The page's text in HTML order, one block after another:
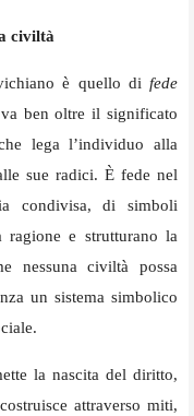
civiltà
è quello di fede
ben oltre il significato
lega l’individuo alla
sue radici. È fede nel
condivisa, di simboli
ragione e strutturano la
nessuna civiltà possa
un sistema simbolico
la nascita del diritto,
attraverso miti,